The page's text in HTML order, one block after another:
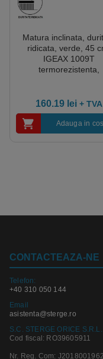
• Zona
departe
căldură.
• Nu
si perii
Matura inclinata,
ridicata, verde, 45
IGEAX 1009T
termorezistenta,
certificata HACCP,
160.19 lei + TVA
Adauga in cos
CONTACTEAZA-NE
Telefon:
+40 310 050 144
Email
asistenta@sterge.ro
S.C. STERGE ORICE S.R.L.
Cod fiscal: RO39605911
Nr. Reg. Com: